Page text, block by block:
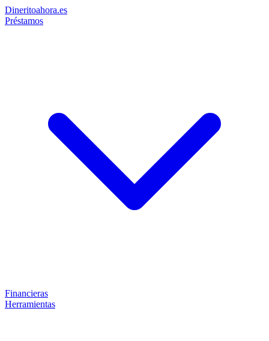
Dineritoahora.es
Préstamos
Financieras
Herramientas